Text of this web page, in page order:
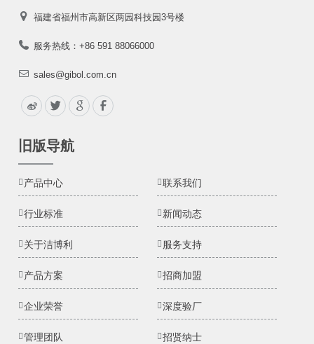
福建省福州市高新区两园科技园3号楼
服务热线：+86 591 88066000
sales@gibol.com.cn
旧版导航
产品中心 联系我们
行业标准 新闻动态
关于洁博利 服务支持
产品方案 招商加盟
企业荣誉 深度验厂
管理团队 招贤纳士